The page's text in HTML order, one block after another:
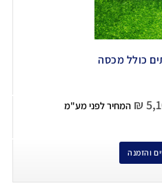
כולל מכסה
₪ המחיר לפני מע"מ
והזמנה